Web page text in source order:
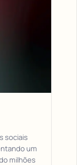
sociais
um
milhões